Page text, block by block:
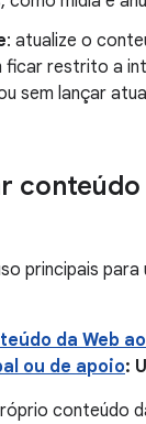
: atualize o
ficar restrito a
sem lançar
conteúdo
principais para
da Web
ou de apoio:
conteúdo